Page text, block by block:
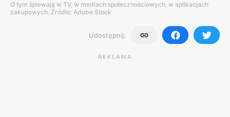
O tym śpiewają w TV, w mediach społecznościowych, w aplikacjach
zakupowych. Źródło: Adobe Stock
Udostępnij:
REKLAMA